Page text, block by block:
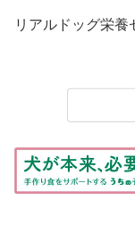
リアルドッグ栄